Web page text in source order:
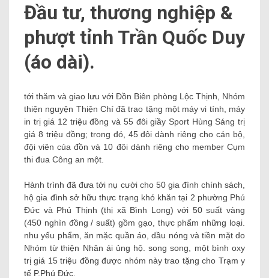
Đầu tư, thương nghiệp &
phượt tỉnh Trần Quốc Duy
(áo dài).
tới thăm và giao lưu với Đồn Biên phòng Lộc Thịnh, Nhóm
thiện nguyện Thiện Chí đã trao tặng một máy vi tính, máy
in trị giá 12 triệu đồng và 55 đôi giầy Sport Hùng Sáng trị
giá 8 triệu đồng; trong đó, 45 đôi dành riêng cho cán bộ,
đội viên của đồn và 10 đôi dành riêng cho member Cụm
thi đua Công an một.
Hành trình đã đưa tới nụ cười cho 50 gia đình chính sách,
hộ gia đình sở hữu thực trạng khó khăn tại 2 phường Phú
Đức và Phú Thịnh (thị xã Bình Long) với 50 suất vàng
(450 nghìn đồng / suất) gồm gạo, thực phẩm những loại.
nhu yếu phẩm, ăn mặc quần áo, dầu nóng và tiền mặt do
Nhóm từ thiện Nhân ái ủng hộ. song song, một bình oxy
trị giá 15 triệu đồng được nhóm này trao tặng cho Trạm y
tế P.Phú Đức.